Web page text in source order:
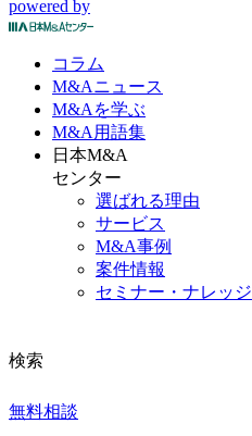
powered by
コラム
M&Aニュース
M&Aを学ぶ
M&A 用語集
日本M&A
センター
選ばれる理由
サービス
M&A事例
案件情報
セミナー・ナレッジ
検索
無料相談